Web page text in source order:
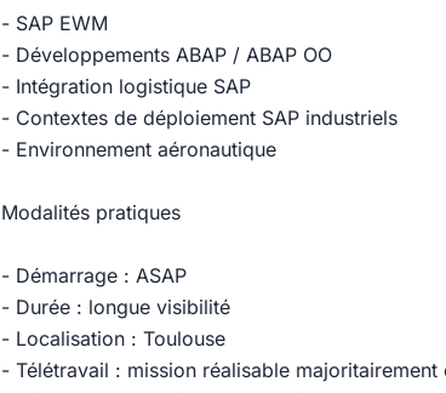
- SAP EWM
- Développements ABAP / ABAP OO
- Intégration logistique SAP
- Contextes de déploiement SAP industriels
- Environnement aéronautique
Modalités pratiques
- Démarrage : ASAP
- Durée : longue visibilité
- Localisation : Toulouse
- Télétravail : mission réalisable majoritairement